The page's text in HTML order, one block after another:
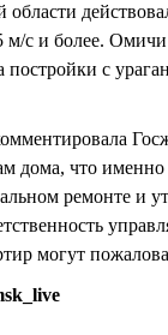
м/с и более.
постройки с
дома, что
ремонте и
могут